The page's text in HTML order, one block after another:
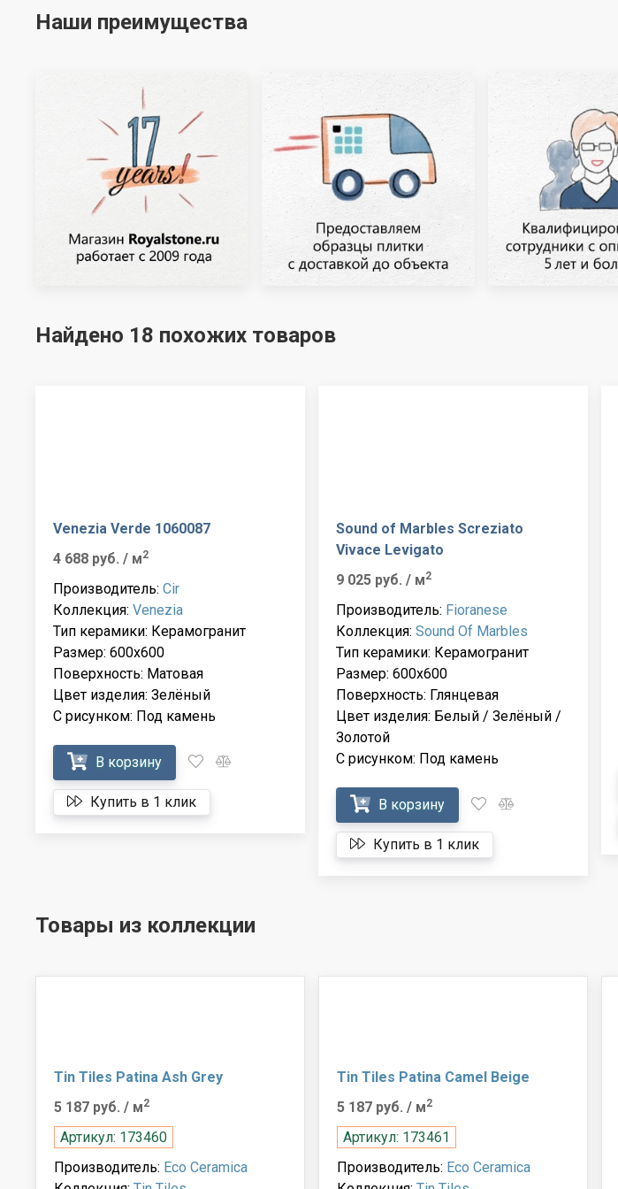
Наши преимущества
Найдено 18 похожих товаров
Venezia Verde 1060087
4 688 руб. / м2
Производитель: Cir
Коллекция: Venezia
Тип керамики: Керамогранит
Размер: 600x600
Поверхность: Матовая
Цвет изделия: Зелёный
С рисунком: Под камень
В корзину
Купить в 1 клик
Sound of Marbles Screziato
Vivace Levigato
9 025 руб. / м2
Производитель: Fioranese
Коллекция: Sound Of Marbles
Тип керамики: Керамогранит
Размер: 600x600
Поверхность: Глянцевая
Цвет изделия: Белый / Зелёный /
Золотой
С рисунком: Под камень
В корзину
Купить в 1 клик
Товары из коллекции
Tin Tiles Patina Ash Grey
5 187 руб. / м2
Артикул: 173460
Производитель: Eco Ceramica
Tin Tiles Patina Camel Beige
5 187 руб. / м2
Артикул: 173461
Производитель: Eco Ceramica